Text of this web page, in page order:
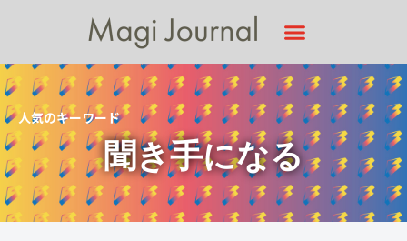
人気のキーワード
聞き手になる